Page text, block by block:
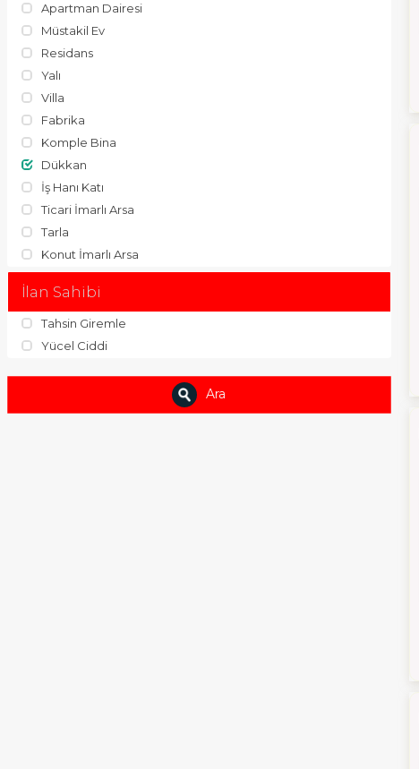
Apartman Dairesi
Müstakil Ev
Residans
Yalı
Villa
Fabrika
Komple Bina
Dükkan
İş Hanı Katı
Ticari İmarlı Arsa
Tarla
Konut İmarlı Arsa
İlan Sahibi
Tahsin Giremle
Yücel Ciddi
Ara